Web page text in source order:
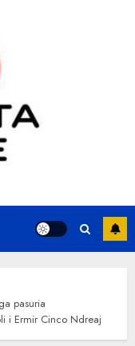
pasuria
i Ermir Cinco Ndreaj